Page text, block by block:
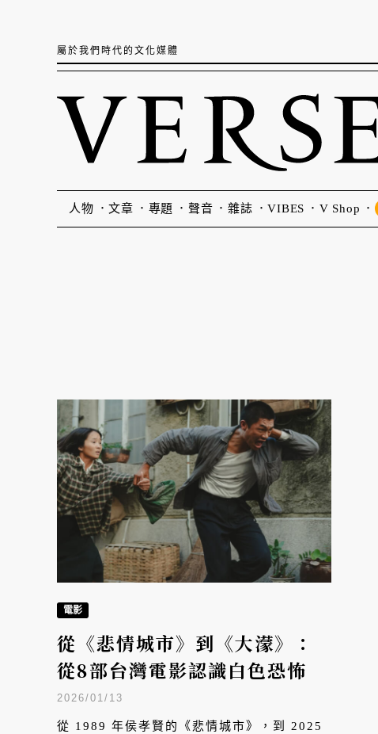
屬於我們時代的文化媒體
人物 文章 專題 聲音 雜誌 VIBES V Shop
電影
從《悲情城市》到《大濛》：
從8部台灣電影認識白色恐怖
2026/01/13
從 1989 年侯孝賢的《悲情城市》，到 2025